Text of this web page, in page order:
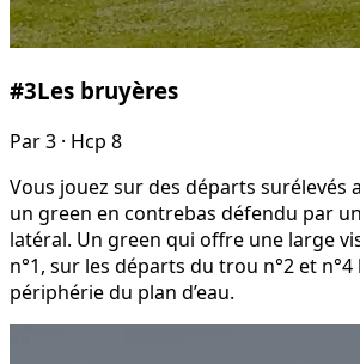
#3Les bruyères
Par3 · Hcp 8
Vous jouez sur des départs surélevés
un green en contrebas défendu par
latéral. Un green qui offre une large
n°1, sur les départs du trou n°2 et n°4
périphérie du plan d’eau.